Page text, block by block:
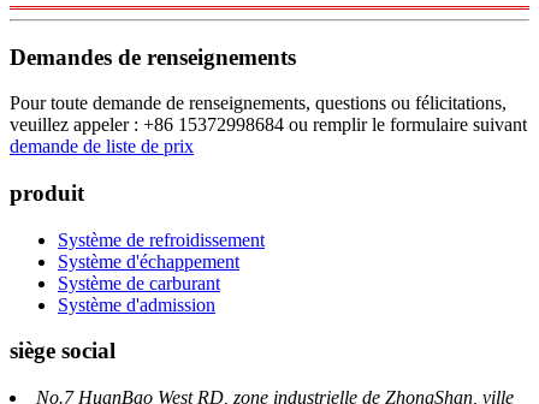
Demandes de renseignements
Pour toute demande de renseignements, questions ou félicitations,
veuillez appeler : +86 15372998684 ou remplir le formulaire suivant
demande de liste de prix
produit
Système de refroidissement
Système d'échappement
Système de carburant
Système d'admission
siège social
No.7 HuanBao West RD, zone industrielle de ZhongShan, ville